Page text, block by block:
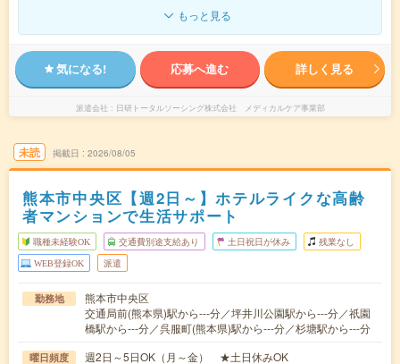
もっと見る
気になる! 応募へ進む 詳しく見る
派遣会社 日研トータルソーシング株式会社 メディカルケア事業部
未読 掲載日 2026/08/05
熊本市中央区【週2日～】ホテルライクな高齢
者マンションで生活サポート
職種未経験OK 交通費別途支給あり 土日祝日が休み 残業なし
WEB登録OK 派遣
勤務地
熊本市中央区
交通局前(熊本県)駅から---分／坪井川公園駅から---分／祇園
橋駅から---分／呉服町(熊本県)駅から---分／杉塘駅から---分
曜日頻度 週2日～5日OK（月～金） ★土日休みOK